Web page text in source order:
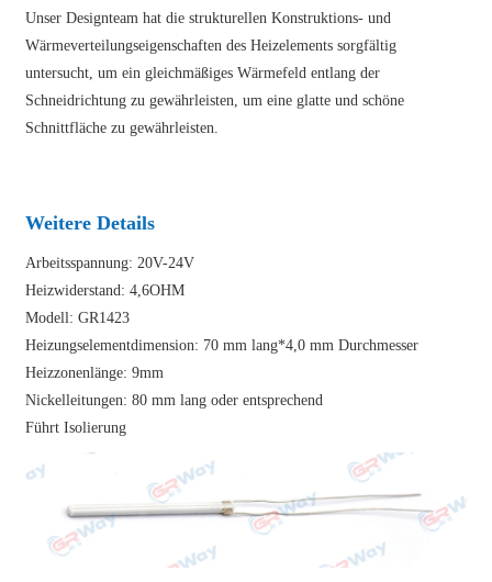
Unser Designteam hat die strukturellen Konstruktions- und
Wärmeverteilungseigenschaften des Heizelements sorgfältig
untersucht, um ein gleichmäßiges Wärmefeld entlang der
Schneidrichtung zu gewährleisten, um eine glatte und schöne
Schnittfläche zu gewährleisten.
Weitere Details
Arbeitsspannung: 20V-24V
Heizwiderstand: 4,6OHM
Modell: GR1423
Heizungselementdimension: 70 mm lang*4,0 mm Durchmesser
Heizzonenlänge: 9mm
Nickelleitungen: 80 mm lang oder entsprechend
Führt Isolierung